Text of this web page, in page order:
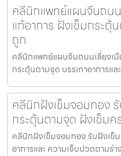
คลีนิกแพทย์แผนจีนถนน
แก้อาการ ฝังเข็มกระตุ้
ถูก
คลีนิกแพทย์แผนจีนถนนเลี่ยงเ
กระตุ้นตามจุด บรรเทาอาการแ
คลีนิกฝังเข็มจอมทอง
กระตุ้นตามจุด ฝังเข็ม
คลีนิกฝังเข็มจอมทอง รับฝังเข็
อาการและ ความเจ็บปวดตามร่